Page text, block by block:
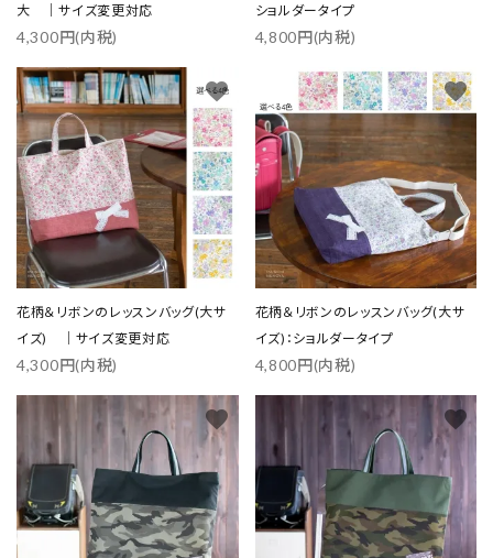
大 ｜サイズ変更対応
4,300円(内税)
ショルダータイプ
4,800円(内税)
花柄＆リボンのレッスンバッグ(大サ
イズ) ｜サイズ変更対応
4,300円(内税)
favorite
花柄＆リボンのレッスンバッグ(大サ
イズ)：ショルダータイプ
4,800円(内税)
favorite
favorite favorite